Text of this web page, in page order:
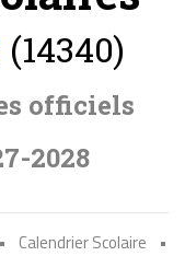
(14340)
officiels
2028
• Calendrier Scolaire
•